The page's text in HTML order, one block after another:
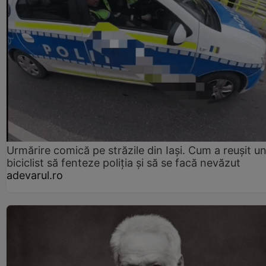
Urmărire comică pe străzile din Iași. Cum a reușit un
biciclist să fenteze poliția și să se facă nevăzut
adevarul.ro